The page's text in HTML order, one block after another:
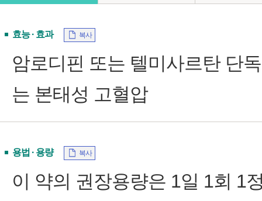
효능 · 효과 복사
암로디핀 또는 텔미사르탄 단
는 본태성 고혈압
용법 · 용량 복사
이 약의 권장용량은 1일 1회 1